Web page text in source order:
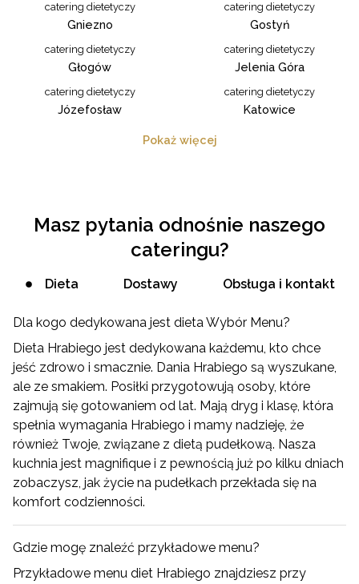
catering dietetyczy
Gniezno
catering dietetyczy
Gostyń
catering dietetyczy
Głogów
catering dietetyczy
Jelenia Góra
catering dietetyczy
Józefosław
catering dietetyczy
Katowice
Pokaż więcej
Masz pytania odnośnie naszego
cateringu?
Dieta Dostawy Obsługa i kontakt
Dla kogo dedykowana jest dieta Wybór Menu?
Dieta Hrabiego jest dedykowana każdemu, kto chce
jeść zdrowo i smacznie. Dania Hrabiego są wyszukane,
ale ze smakiem. Posiłki przygotowują osoby, które
zajmują się gotowaniem od lat. Mają dryg i klasę, która
spełnia wymagania Hrabiego i mamy nadzieję, że
również Twoje, związane z dietą pudełkową. Nasza
kuchnia jest magnifique i z pewnością już po kilku dniach
zobaczysz, jak życie na pudełkach przekłada się na
komfort codzienności.
Gdzie mogę znaleźć przykładowe menu?
Przykładowe menu diet Hrabiego znajdziesz przy